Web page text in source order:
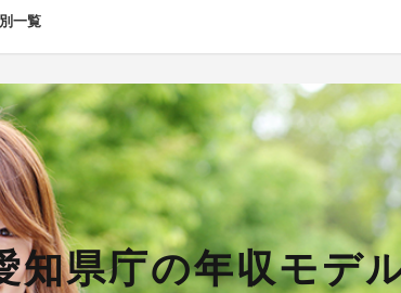
一覧
知県庁の年収モデ